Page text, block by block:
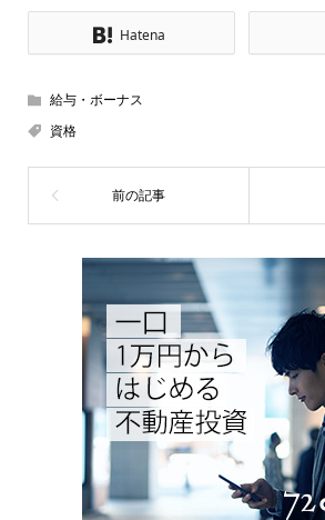
Hatena
給与・ボーナス
資格